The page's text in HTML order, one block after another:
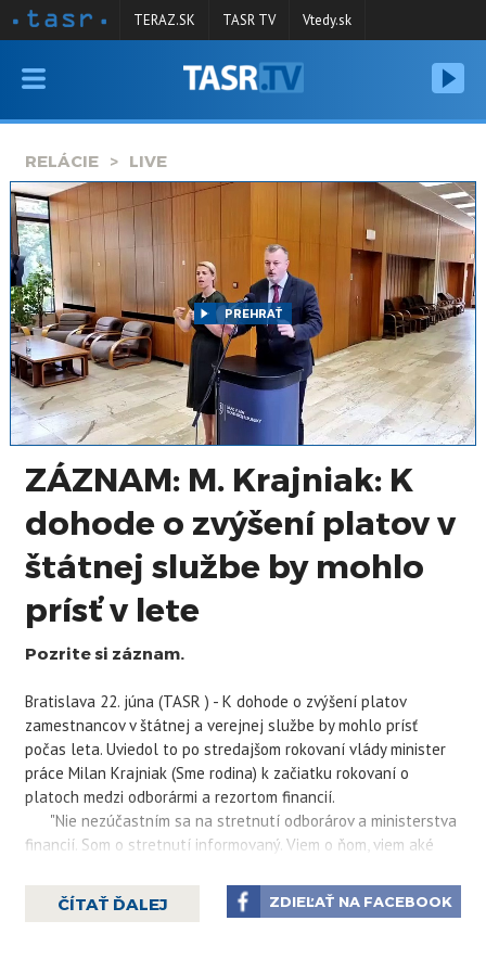
VYSIELANIE
SPRAVODAJSTVO
KONTAKT
ARCHÍV
TERAZ.SK TASR TV Vtedy.sk
RELÁCIE LIVE
PREHRAŤ
ZÁZNAM: M. Krajniak: K
dohode o zvýšení platov v
štátnej službe by mohlo
prísť v lete
Pozrite si záznam.
Bratislava 22. júna (TASR ) - K dohode o zvýšení platov
zamestnancov v štátnej a verejnej službe by mohlo prísť
počas leta. Uviedol to po stredajšom rokovaní vlády minister
práce Milan Krajniak(Sme rodina) k začiatku rokovaní o
platoch medzi odborármi a rezortom financií.
"Nie nezúčastním sa na stretnutí odborárov a ministerstva
financií. Som o stretnutí informovaný. Viem o ňom, viem aké
rokovania dnes začnú," priblížil.
Od rokovaní máKrajniak
podľa svojich slov "veľmi presné
ČÍTAŤ ĎALEJ ZDIEĽAŤ NA FACEBOOK